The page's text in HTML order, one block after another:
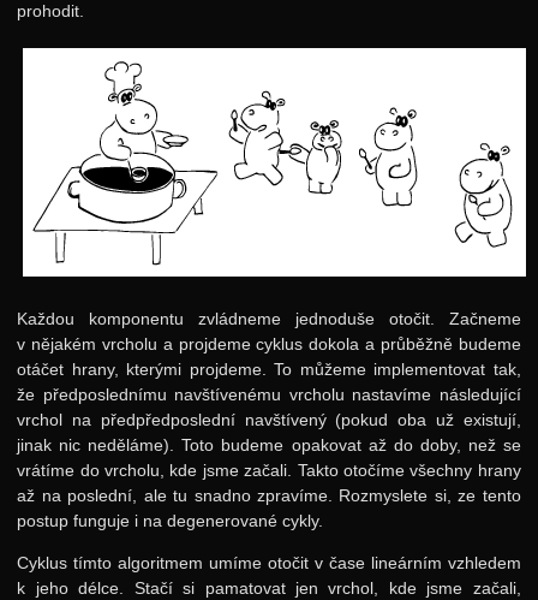
prohodit.
Každou komponentu zvládneme jednoduše otočit. Začneme
v nějakém vrcholu a projdeme cyklus dokola a průběžně budeme
otáčet hrany, kterými projdeme. To můžeme implementovat tak,
že předposlednímu navštívenému vrcholu nastavíme následující
vrchol na předpředposlední navštívený (pokud oba už existují,
jinak nic neděláme). Toto budeme opakovat až do doby, než se
vrátíme do vrcholu, kde jsme začali. Takto otočíme všechny hrany
až na poslední, ale tu snadno zpravíme. Rozmyslete si, ze tento
postup funguje i na degenerované cykly.
Cyklus tímto algoritmem umíme otočit v čase lineárním vzhledem
k jeho délce. Stačí si pamatovat jen vrchol, kde jsme začali,